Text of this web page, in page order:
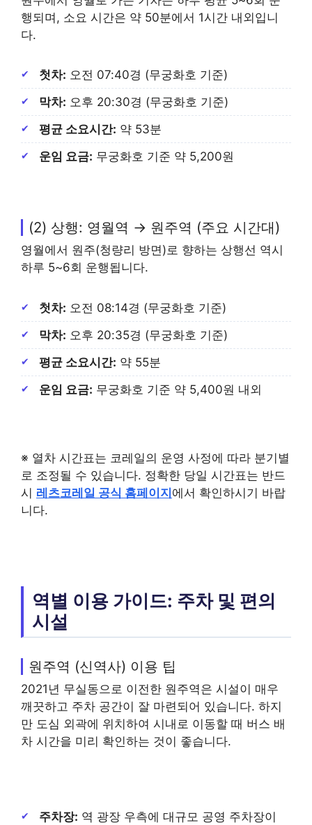
행되며, 소요 시간은 약 50분에서 1시간 내외입니
다.
첫차: 오전 07:40경 (무궁화호 기준)
막차: 오후 20:30경 (무궁화호 기준)
평균 소요시간: 약 53분
운임 요금: 무궁화호 기준 약 5,200원
(2) 상행: 영월역 → 원주역 (주요 시간대)
영월에서 원주(청량리 방면)로 향하는 상행선 역시
하루 5~6회 운행됩니다.
첫차: 오전 08:14경 (무궁화호 기준)
막차: 오후 20:35경 (무궁화호 기준)
평균 소요시간: 약 55분
운임 요금: 무궁화호 기준 약 5,400원 내외
※ 열차 시간표는 코레일의 운영 사정에 따라 분기별
로 조정될 수 있습니다. 정확한 당일 시간표는 반드
시 레츠코레일 공식 홈페이지 에서 확인하시기 바랍
니다.
역별 이용 가이드: 주차 및 편의
시설
원주역 (신역사) 이용 팁
2021년 무실동으로 이전한 원주역은 시설이 매우
깨끗하고 주차 공간이 잘 마련되어 있습니다. 하지
만 도심 외곽에 위치하여 시내로 이동할 때 버스 배
차 시간을 미리 확인하는 것이 좋습니다.
주차장: 역 광장 우측에 대규모 공영 주차장이